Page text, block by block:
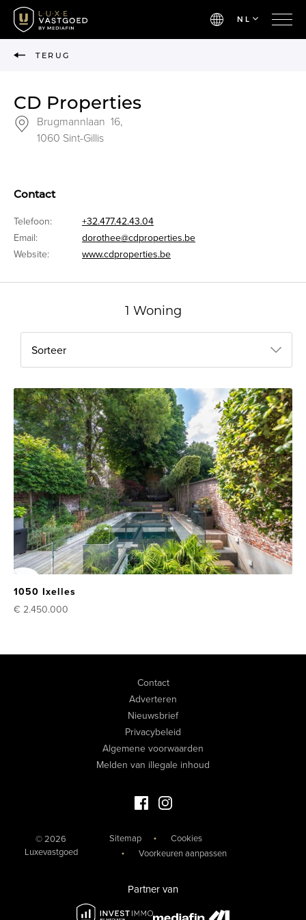
NL
TERUG
CD Properties
Brugmannlaan 16,
1060 Sint-Gillis
Contact
Telefoon:
+32.477.42.43.04
Email:
dorothee@cdproperties.be
Website:
www.cdproperties.be
1 Woning
Sorteer
1050 Ixelles
€ 2.450.000
Contact
Adverteren
Nieuwsbrief
Privacybeleid
Algemene voorwaarden
Melden van illegale inhoud
Facebook Luxevastgoed
Instagram Luxevastgoed
© 2026
Luxevastgoed
Sitemap
Cookies
Voorkeuren aanpassen
Partner van